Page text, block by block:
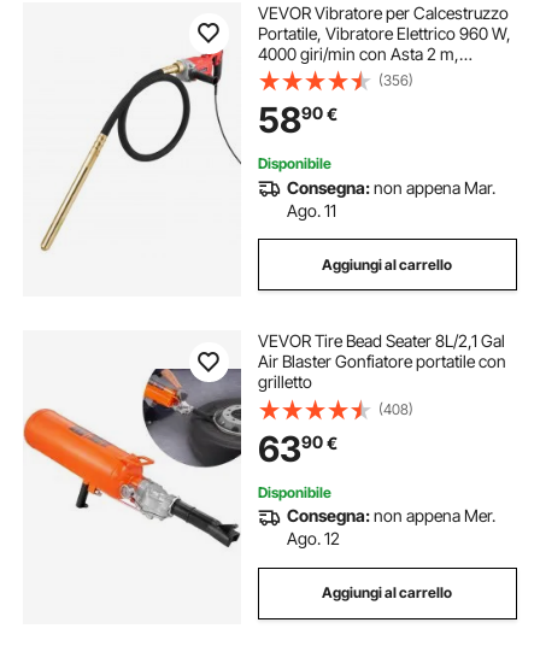
fabbricatore di ghiaccio portatile
frigorifero portatile 55 ghiaccio portatile
frigorifero portatile da 55
saldatrice a punti portatile
frigo portatile a 12v frigo portatile 12v
sauna vapore portatile
VEVOR Vibratore per Calcestruzzo
Portatile, Vibratore Elettrico 960 W,
4000 giri/min con Asta 2 m,
Utensile Vibrazione Calcestruzzo,
Vibratore per Cemento Portatile a
Matita, Rimuove Bolle d'Aria
(356)
5890€
Disponibile
Consegna:non appena Mar.
Ago. 11
Aggiungi al carrello
VEVOR Tire Bead Seater 8L/2,1 Gal
Air Blaster Gonfiatore portatile con
grilletto
(408)
6390€
Disponibile
Consegna:non appena Mer.
Ago. 12
Aggiungi al carrello